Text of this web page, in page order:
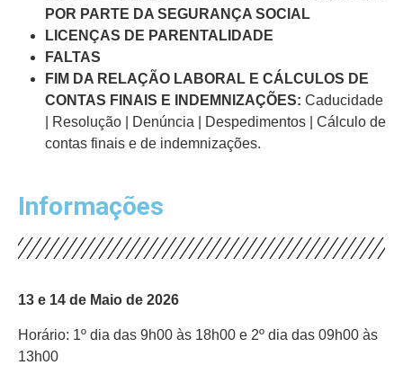
POR PARTE DA SEGURANÇA SOCIAL
LICENÇAS DE PARENTALIDADE
FALTAS
FIM DA RELAÇÃO LABORAL E CÁLCULOS DE
CONTAS FINAIS E INDEMNIZAÇÕES: Caducidade
| Resolução | Denúncia | Despedimentos | Cálculo de
contas finais e de indemnizações.
Informações
13 e 14 de Maio de 2026
Horário: 1º dia das 9h00 às 18h00 e 2º dia das 09h00 às
13h00